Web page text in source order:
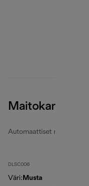
Maitokannu
Automaattiset maitokannut
DLSC006
Väri: Musta